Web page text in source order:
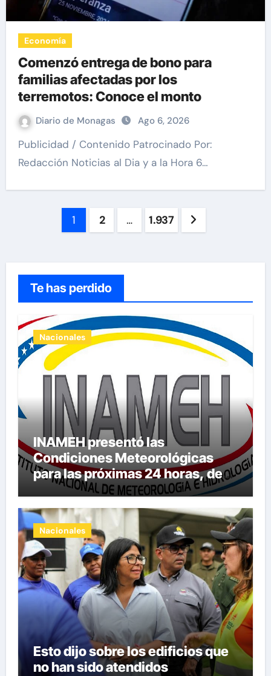
Economía
Comenzó entrega de bono para
familias afectadas por los
terremotos: Conoce el monto
Diario de Monagas Ago 6, 2026
Publicidad / Contenido Patrocinado Por:
Redacción Noticias al Dia y a la Hora 6…
Paginación
entradas
1 2 … 1.937
Te has perdido
Nacionales
INAMEH presentó las
Condiciones Meteorológicas
para las próximas 24 horas, de
este jueves 6 de agosto 2026
Nacionales
Esto dijo sobre los edificios que
no han sido atendidos